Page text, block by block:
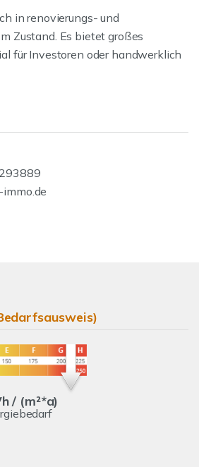
in renovierungs- und
Zustand. Es bietet großes
für Investoren oder handwerklich
/ (m²*a)